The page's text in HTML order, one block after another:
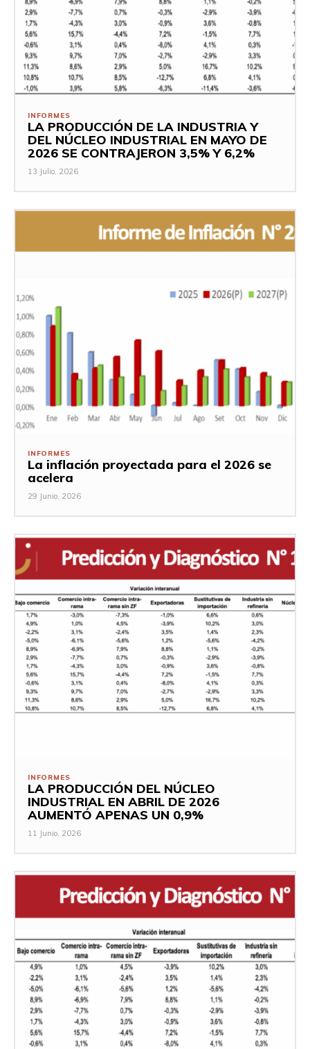
INFORMES
LA PRODUCCIÓN DE LA INDUSTRIA Y
DEL NÚCLEO INDUSTRIAL EN MAYO DE
2026 SE CONTRAJERON 3,5% Y 6,2%
13 Julio, 2026
INFORMES
La inflación proyectada para el 2026 se
acelera
29 Junio, 2026
INFORMES
LA PRODUCCIÓN DEL NÚCLEO
INDUSTRIAL EN ABRIL DE 2026
AUMENTÓ APENAS UN 0,9%
11 Junio, 2026